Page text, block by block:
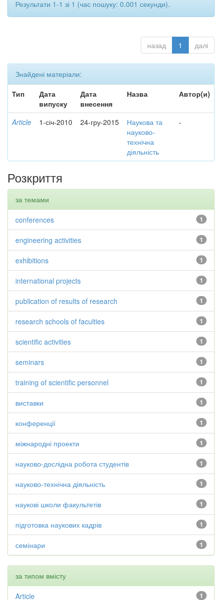
Результати 1-1 зі 1 (час пошуку: 0.001 секунди).
назад 1 далі
Знайдені матеріали:
Тип
Дата
випуску
Дата
внесення
Назва Автор(и)
Article 1-січ-2010 24-гру-2015
Наукова та
науково-
технічна
діяльність
-
Розкриття
за темами
1
conferences
1
engineering activities
1
exhibitions
1
international projects
1
publication of results of research
1
research schools of faculties
1
scientific activities
1
seminars
1
training of scientific personnel
1
виставки
1
конференції
1
міжнародні проекти
1
науково-дослідна робота студентів
1
науково-технічна діяльність
1
наукові школи факультетів
1
підготовка наукових кадрів
1
семінари
за типом вмісту
1
Article